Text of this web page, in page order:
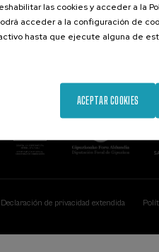
Sebastián
Declaración de privacidad extendida
las cookies y acceder a la
acceder a la configuración de
hasta que ejecute alguna de
ACEPTAR COOKIES